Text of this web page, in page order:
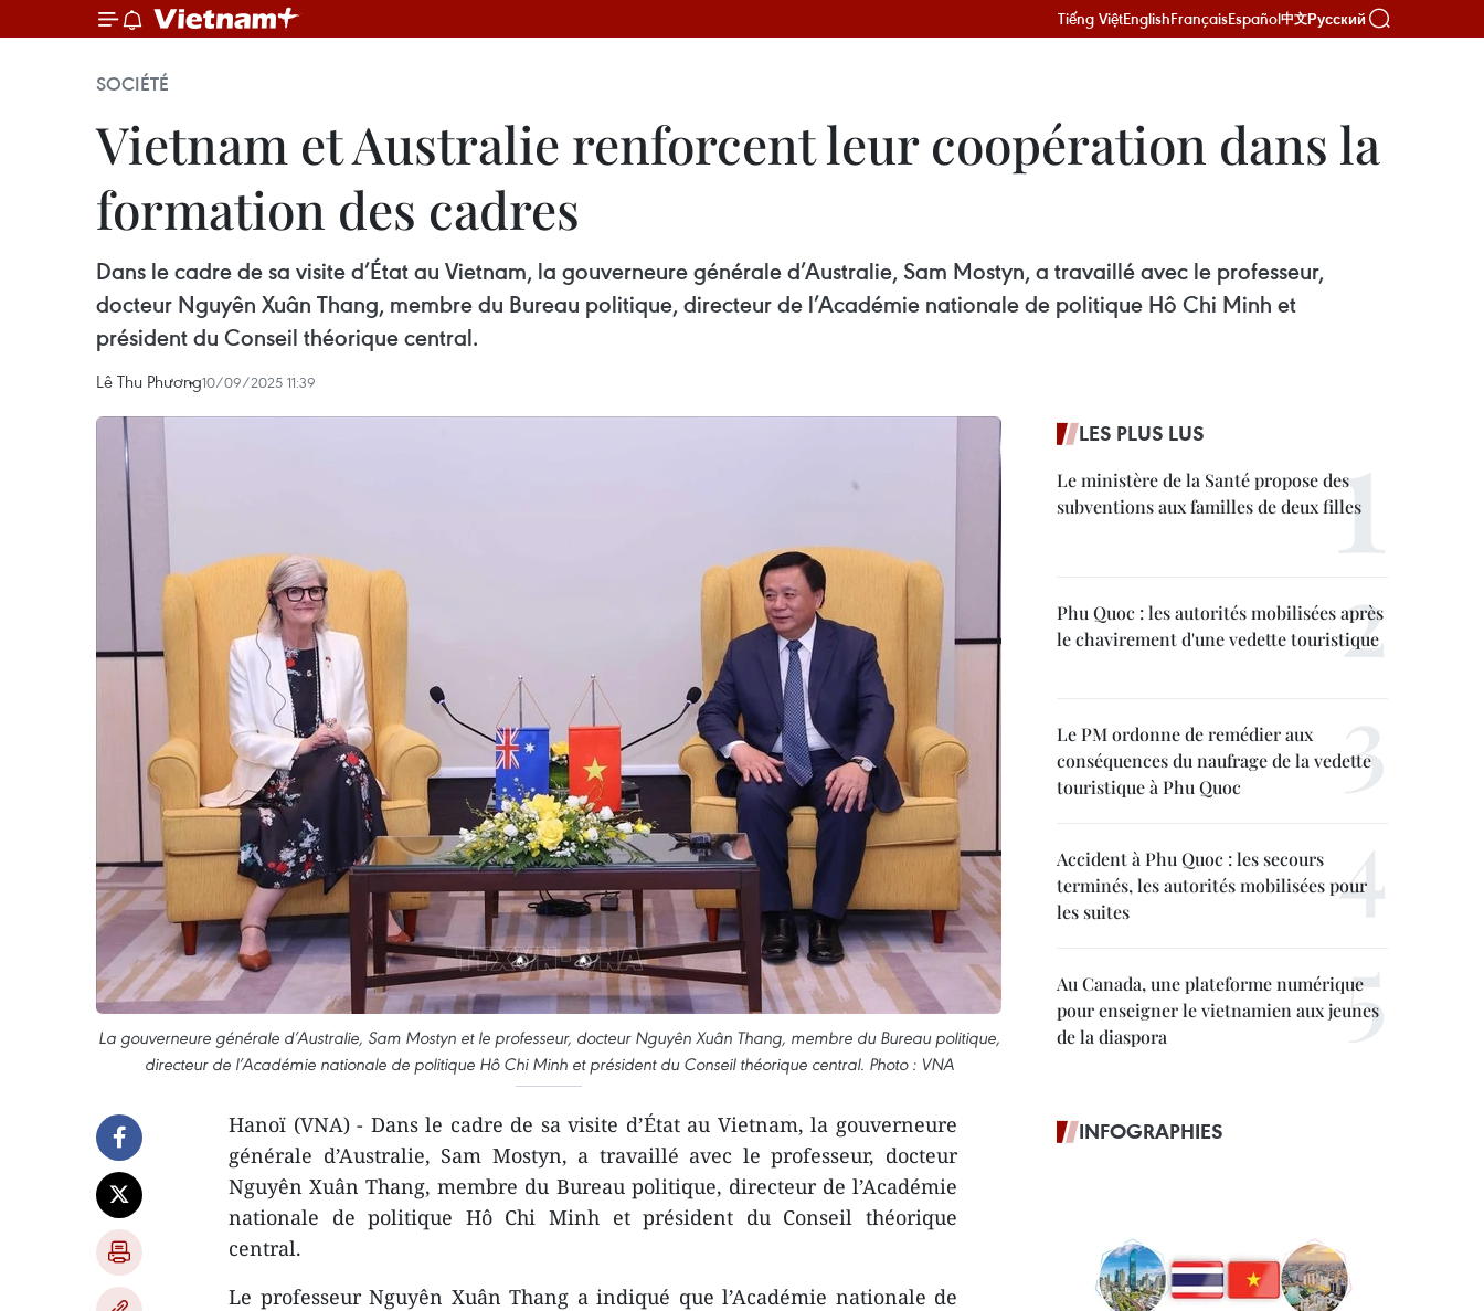
Tiếng ViệtEnglishFrançaisEspañol中文Русский
SOCIÉTÉ
Vietnam et Australie renforcent leur coopération dans la
formation des cadres
Dans le cadre de sa visite d’État au Vietnam, la gouverneure générale d’Australie, Sam Mostyn, a travaillé avec le professeur,
docteur Nguyên Xuân Thang, membre du Bureau politique, directeur de l’Académie nationale de politique Hô Chi Minh et
président du Conseil théorique central.
Lê Thu Phương10/09/2025 11:39
La gouverneure générale d’Australie, Sam Mostyn et le professeur, docteur Nguyên Xuân Thang, membre du Bureau politique,
directeur de l’Académie nationale de politique Hô Chi Minh et président du Conseil théorique central. Photo : VNA
Hanoï (VNA) - Dans le cadre de sa visite d’État au Vietnam, la gouverneure
générale d’Australie, Sam Mostyn, a travaillé avec le professeur, docteur
Nguyên Xuân Thang, membre du Bureau politique, directeur de l’Académie
nationale de politique Hô Chi Minh et président du Conseil théorique
central.
Le professeur Nguyên Xuân Thang a indiqué que l’Académie nationale de
LES PLUS LUS
Le ministère de la Santé propose des
subventions aux familles de deux filles
Phu Quoc : les autorités mobilisées après
le chavirement d'une vedette touristique
Le PM ordonne de remédier aux
conséquences du naufrage de la vedette
touristique à Phu Quoc
Accident à Phu Quoc : les secours
terminés, les autorités mobilisées pour
les suites
Au Canada, une plateforme numérique
pour enseigner le vietnamien aux jeunes
de la diaspora
INFOGRAPHIES